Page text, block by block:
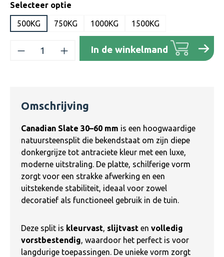
Selecteer optie
500KG 750KG 1000KG 1500KG
Producthoeveelheid: Voer de
In de winkelmand
Omschrijving
Canadian Slate 30–60 mm is een hoogwaardige
natuursteensplit die bekendstaat om zijn diepe
donkergrijze tot antraciete kleur met een luxe,
moderne uitstraling. De platte, schilferige vorm
zorgt voor een strakke afwerking en een
uitstekende stabiliteit, ideaal voor zowel
decoratief als functioneel gebruik in de tuin.
Deze split is kleurvast, slijtvast en volledig
vorstbestendig, waardoor het perfect is voor
langdurige toepassingen. De unieke vorm zorgt